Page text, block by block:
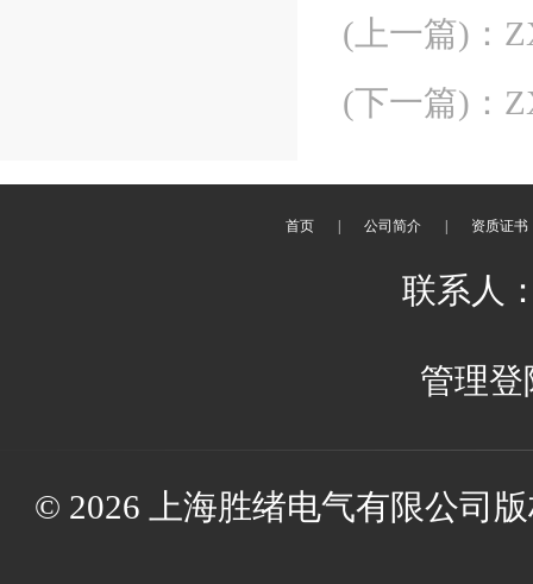
(上一篇) ：
(下一篇) ：
首页 公司简介 资质证书
联系人
管理登
© 2026 上海胜绪电气有限公司